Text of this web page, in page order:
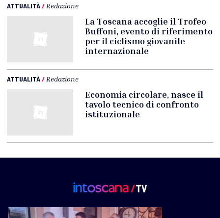
ATTUALITÀ/ Redazione
La Toscana accoglie il Trofeo
Buffoni, evento di riferimento
per il ciclismo giovanile
internazionale
ATTUALITÀ/ Redazione
Economia circolare, nasce il
tavolo tecnico di confronto
istituzionale